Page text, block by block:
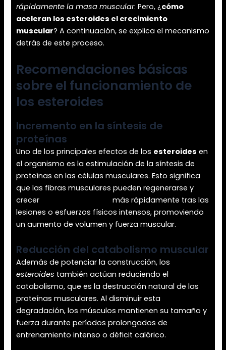
rápidamente la masa muscular. Pero, ¿cómo
aceleran los esteroides el crecimiento
muscular? A continuación, se explica el mecanismo
detrás de este proceso.
Recomendaciones básicas
sobre el funcionamiento de
los esteroides
Incremento en la síntesis de
proteínas
Uno de los principales efectos de los esteroides en
el organismo es la estimulación de la síntesis de
proteínas en las células musculares. Esto significa
que las fibras musculares pueden regenerarse y
crecer
más rápidamente tras las
lesiones o esfuerzos físicos intensos, promoviendo
un aumento de volumen y fuerza muscular.
Reducción del catabolismo muscular
Además de potenciar la construcción, los
esteroides también actúan reduciendo el
catabolismo, que es la destrucción natural de las
proteínas musculares. Al disminuir esta
degradación, los músculos mantienen su tamaño y
fuerza durante períodos prolongados de
entrenamiento intenso o déficit calórico.